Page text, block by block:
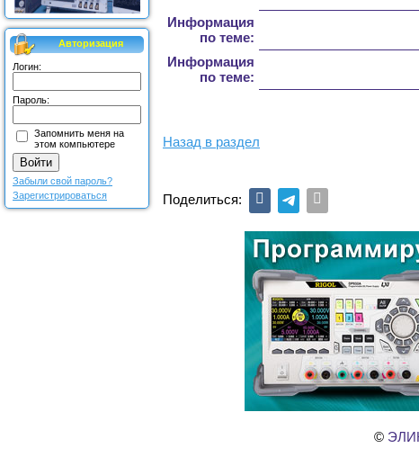
Авторизация
Логин:
Пароль:
Запомнить меня на
этом компьютере
Забыли свой пароль?
Зарегистрироваться
Информация
по теме:
Информация
по теме:
Назад в раздел
Поделиться:
©